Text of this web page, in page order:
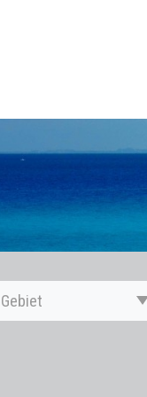
Gebiet